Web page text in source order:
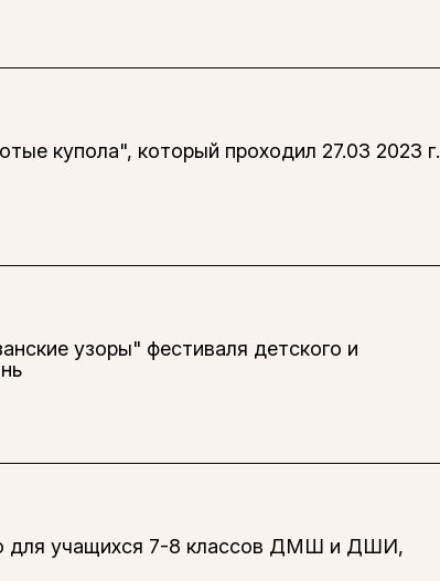
купола", который проходил 27.03 2023 г.
узоры" фестиваля детского и
для учащихся 7-8 классов ДМШ и ДШИ,